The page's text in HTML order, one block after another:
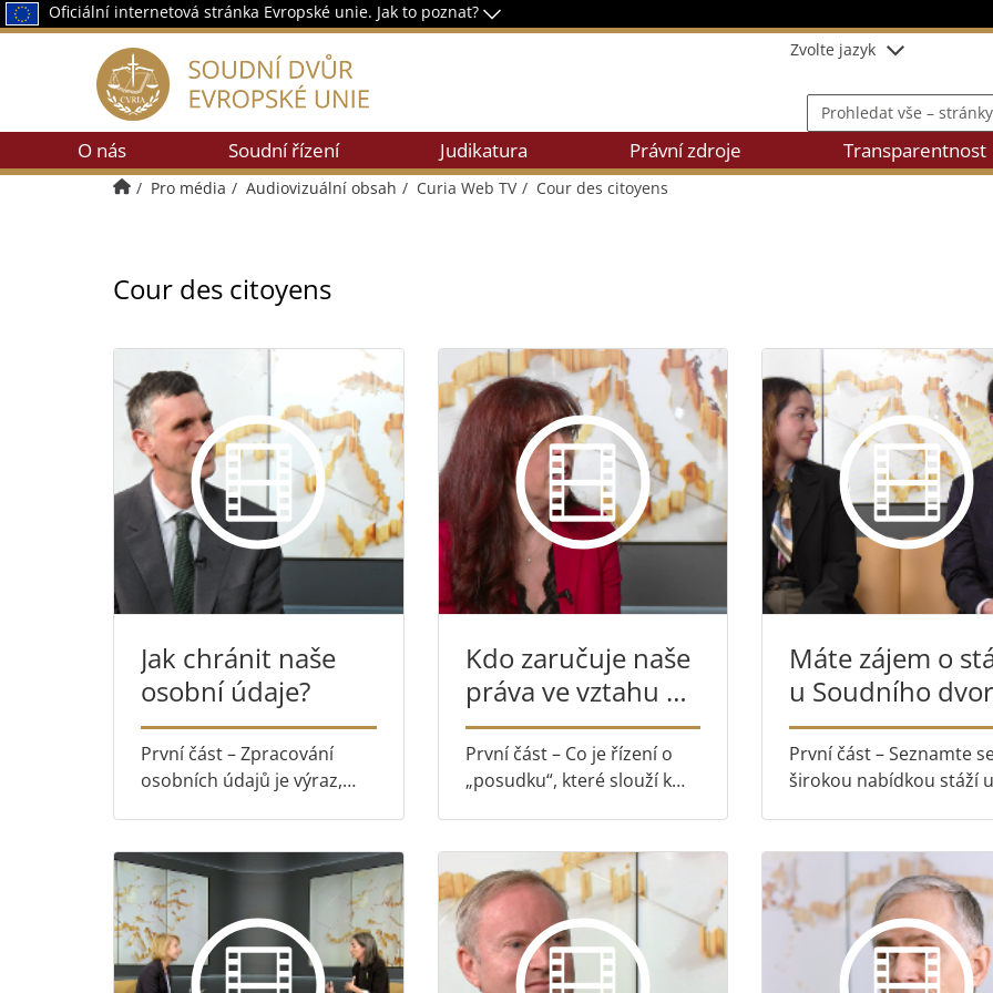
Oficiální internetová stránka Evropské unie. Jak to poznat?
Zvolte jazyk
Prohledat vše – stránky,
O nás Soudní řízení Judikatura Právní zdroje Transparentnost
Úvodní stránka
Pro média Audiovizuální obsah Curia Web TV Cour des citoyens
Cour des citoyens
Jak chránit naše
osobní údaje?
První část – Zpracování
osobních údajů je výraz,
jde? Co přesně znamená
jejich „zpracování“? Druhá
část – Joris Plingers,
pověřenec Soudního dvora
...
Kdo zaručuje naše
práva ve vztahu k
mezinárodním
dohodám?
První část – Co je řízení o
„posudku“, které slouží k
dohodami Druhá část –
Radostina Stefanova
Kamisheva z kanceláře
Soudního dvora nám
přiblíží konk...
Máte zájem o
u Soudního
EU?
První část – Seznamte
širokou nabídkou stáží u
IT, lidské zdroje až po
knihovnické služby,
a analýzu Druhá část –
Bývalí stážisté Xanthi...